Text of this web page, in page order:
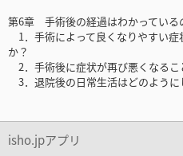
第6章 手術後の経過はわかっている
1．手術によって良くなりやすい
か？
2．手術後に症状が再び悪くなるこ
3．退院後の日常生活はどのように
isho.jpアプリ